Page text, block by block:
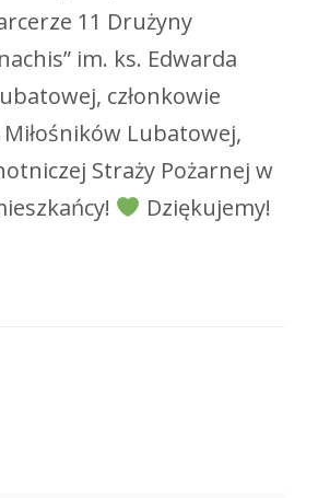
11 Drużyny
im. ks. Edwarda
członkowie
Lubatowej,
Straży Pożarnej w
Dziękujemy!